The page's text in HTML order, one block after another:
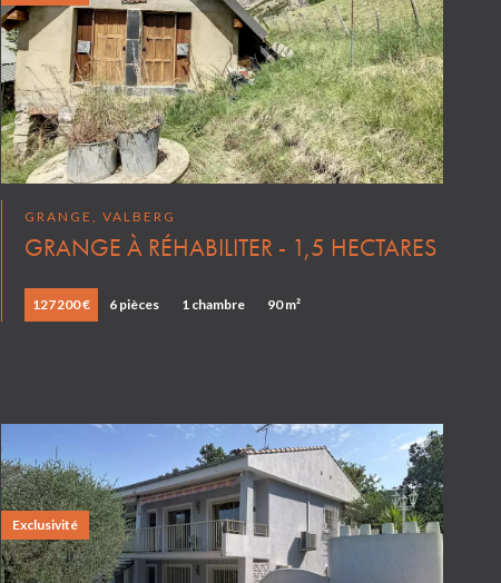
GRANGE, VALBERG
GRANGE À RÉHABILITER - 1,5 HECTARES
127 200 € 6 pièces 1 chambre 90 m²
Exclusivité